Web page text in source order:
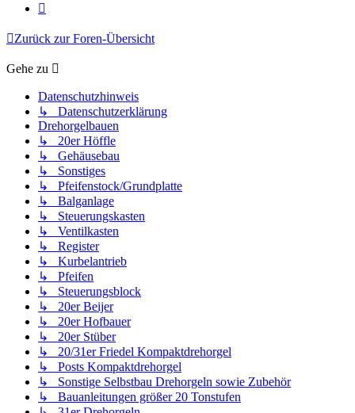
Zurück zur Foren-Übersicht
Gehe zu
Datenschutzhinweis
↳ Datenschutzerklärung
Drehorgelbauen
↳ 20er Höffle
↳ Gehäusebau
↳ Sonstiges
↳ Pfeifenstock/Grundplatte
↳ Balganlage
↳ Steuerungskasten
↳ Ventilkasten
↳ Register
↳ Kurbelantrieb
↳ Pfeifen
↳ Steuerungsblock
↳ 20er Beijer
↳ 20er Hofbauer
↳ 20er Stüber
↳ 20/31er Friedel Kompaktdrehorgel
↳ Posts Kompaktdrehorgel
↳ Sonstige Selbstbau Drehorgeln sowie Zubehör
↳ Bauanleitungen größer 20 Tonstufen